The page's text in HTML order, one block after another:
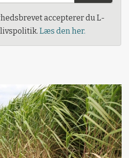
accepterer du L-
Læs den her.